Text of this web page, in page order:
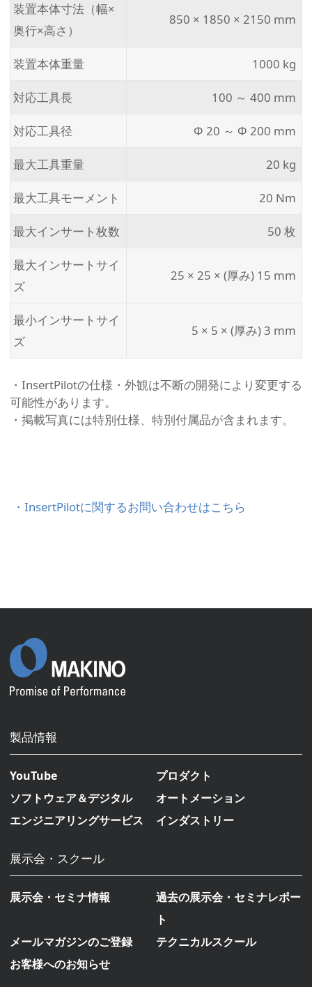
装置本体寸法（幅×
奥行×高さ）
850 × 1850 × 2150 mm
装置本体重量 1000 kg
対応工具長 100 ～ 400 mm
対応工具径 Φ 20 ～ Φ 200 mm
最大工具重量 20 kg
最大工具モーメント 20 Nm
最大インサート枚数 50 枚
最大インサートサイ
ズ
25 × 25 × (厚み) 15 mm
最小インサートサイ
ズ
5 × 5 × (厚み) 3 mm
・InsertPilotの仕様・外観は不断の開発により変更する
可能性があります。
・掲載写真には特別仕様、特別付属品が含まれます。
・InsertPilotに関するお問い合わせはこちら
製品情報
YouTube
プロダクト
ソフトウェア＆デジタル
オートメーション
エンジニアリングサービス
インダストリー
展示会・スクール
展示会・セミナ情報
過去の展示会・セミナレポー
ト
メールマガジンのご登録
テクニカルスクール
お客様へのお知らせ